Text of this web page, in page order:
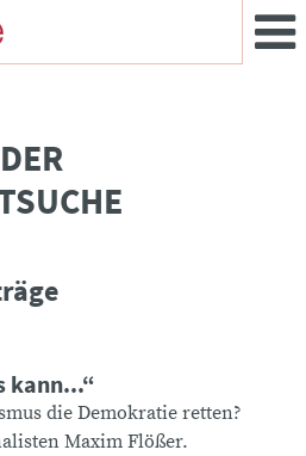
kann...“
die Demokratie retten?
Maxim Flößer.